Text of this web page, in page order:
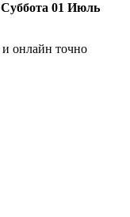
Суббота 01 Июль
онлайн точно